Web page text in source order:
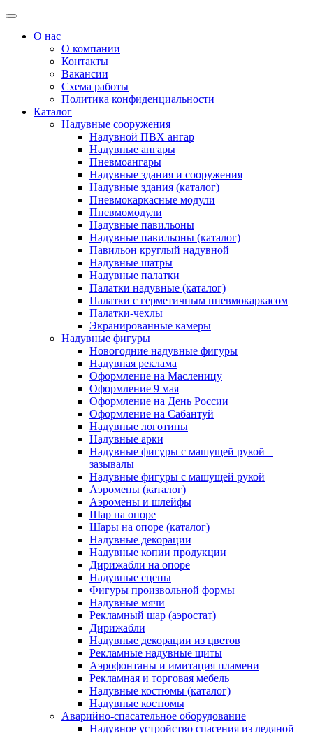
О нас
О компании
Контакты
Вакансии
Схема работы
Политика конфиденциальности
Каталог
Надувные сооружения
Надувной ПВХ ангар
Надувные ангары
Пневмоангары
Надувные здания и сооружения
Надувные здания (каталог)
Пневмокаркасные модули
Пневмомодули
Надувные павильоны
Надувные павильоны (каталог)
Павильон круглый надувной
Надувные шатры
Надувные палатки
Палатки надувные (каталог)
Палатки с герметичным пневмокаркасом
Палатки-чехлы
Экранированные камеры
Надувные фигуры
Новогодние надувные фигуры
Надувная реклама
Оформление на Масленицу
Оформление 9 мая
Оформление на День России
Оформление на Сабантуй
Надувные логотипы
Надувные арки
Надувные фигуры с машущей рукой –
зазывалы
Надувные фигуры с машущей рукой
Аэромены (каталог)
Аэромены и шлейфы
Шар на опоре
Шары на опоре (каталог)
Надувные декорации
Надувные копии продукции
Дирижабли на опоре
Надувные сцены
Фигуры произвольной формы
Надувные мячи
Рекламный шар (аэростат)
Дирижабли
Надувные декорации из цветов
Рекламные надувные щиты
Аэрофонтаны и имитация пламени
Рекламная и торговая мебель
Надувные костюмы (каталог)
Надувные костюмы
Аварийно-спасательное оборудование
Надувное устройство спасения из ледяной